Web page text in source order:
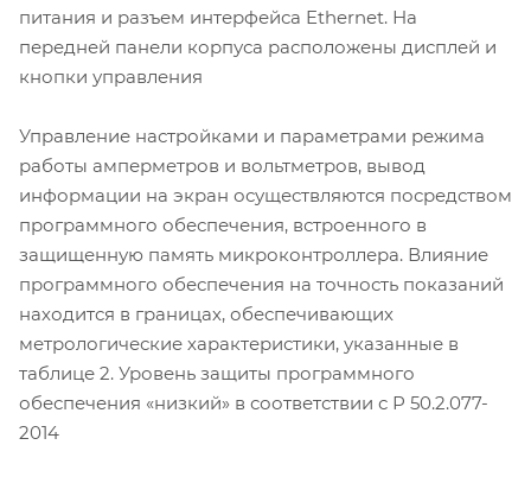
питания и разъем интерфейса Ethernet. На
передней панели корпуса расположены дисплей и
кнопки управления
Управление настройками и параметрами режима
работы амперметров и вольтметров, вывод
информации на экран осуществляются посредством
программного обеспечения, встроенного в
защищенную память микроконтроллера. Влияние
программного обеспечения на точность показаний
находится в границах, обеспечивающих
метрологические характеристики, указанные в
таблице 2. Уровень защиты программного
обеспечения «низкий» в соответствии с Р 50.2.077-
2014